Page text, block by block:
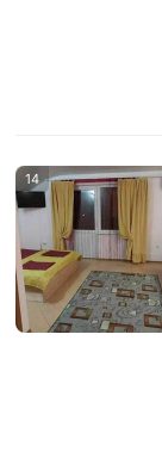
14